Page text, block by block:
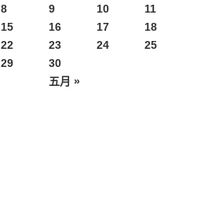
五月 »
8 9 10
11
15 16 17
18
22 23 24
25
29 30